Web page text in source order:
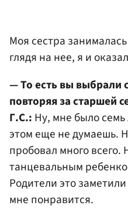
Моя сестра
глядя на нее, я и
— То есть вы выбрали
повторяя за старшей
Г.С.: Ну, мне было семь
этом еще не думаешь.
пробовал много всего.
танцевальным
Родители это
мне понравится.